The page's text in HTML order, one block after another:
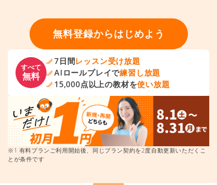
無料登録からはじめよう
すべて
無料
7日間レッスン受け放題
AIロールプレイで練習し放題
15,000点以上の教材を使い放題
※1 有料プランご利用開始後、同じプラン契約を2度自動更新いただくこ
とが条件です